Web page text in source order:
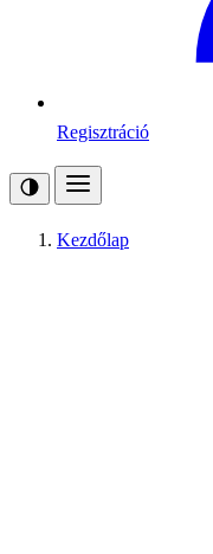
Regisztráció
Kezdőlap